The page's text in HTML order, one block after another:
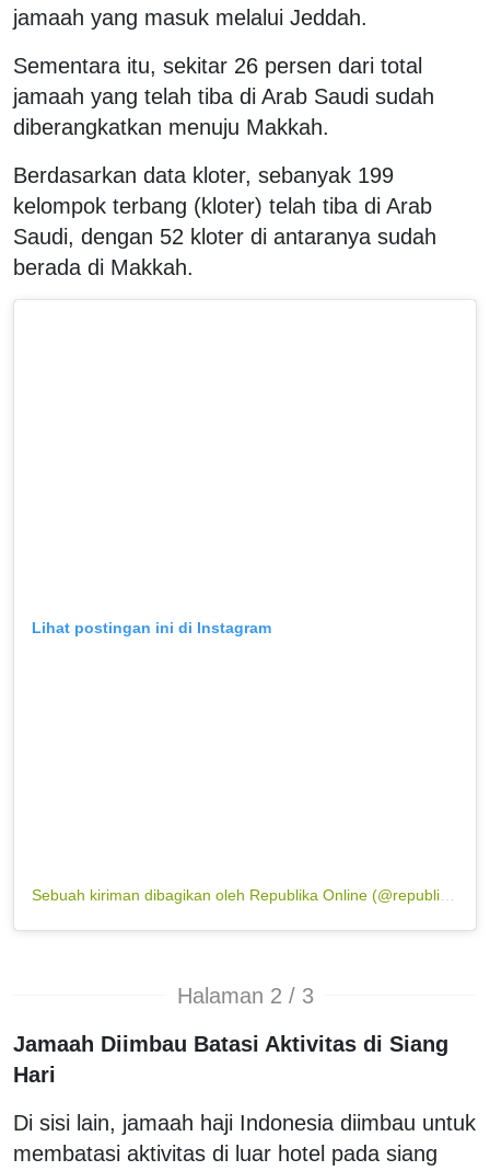
jamaah yang masuk melalui Jeddah.
Sementara itu, sekitar 26 persen dari total
jamaah yang telah tiba di Arab Saudi sudah
diberangkatkan menuju Makkah.
Berdasarkan data kloter, sebanyak 199
kelompok terbang (kloter) telah tiba di Arab
Saudi, dengan 52 kloter di antaranya sudah
berada di Makkah.
Lihat postingan ini di Instagram
Sebuah kiriman dibagikan oleh Republika Online (@republikaonline)
Halaman 2 / 3
Jamaah Diimbau Batasi Aktivitas di Siang
Hari
Di sisi lain, jamaah haji Indonesia diimbau untuk
membatasi aktivitas di luar hotel pada siang